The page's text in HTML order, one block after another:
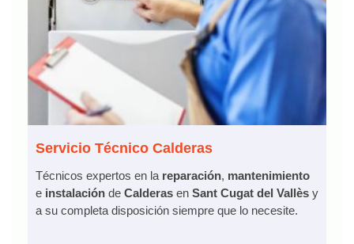
Servicio Técnico Calderas
Técnicos expertos en la reparación, mantenimiento
e instalación de Calderas en Sant Cugat del Vallès y
a su completa disposición siempre que lo necesite.